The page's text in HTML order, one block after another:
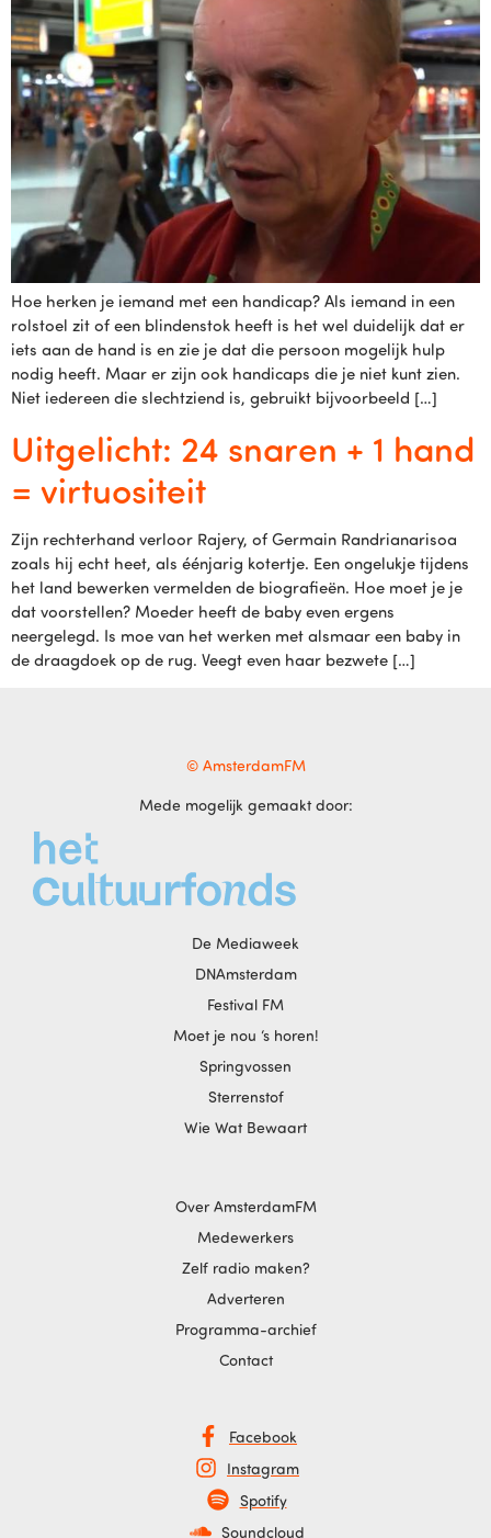
Hoe herken je iemand met een handicap? Als iemand in een
rolstoel zit of een blindenstok heeft is het wel duidelijk dat er
iets aan de hand is en zie je dat die persoon mogelijk hulp
nodig heeft. Maar er zijn ook handicaps die je niet kunt zien.
Niet iedereen die slechtziend is, gebruikt bijvoorbeeld […]
Uitgelicht: 24 snaren + 1 hand
= virtuositeit
Zijn rechterhand verloor Rajery, of Germain Randrianarisoa
zoals hij echt heet, als éénjarig kotertje. Een ongelukje tijdens
het land bewerken vermelden de biografieën. Hoe moet je je
dat voorstellen? Moeder heeft de baby even ergens
neergelegd. Is moe van het werken met alsmaar een baby in
de draagdoek op de rug. Veegt even haar bezwete […]
© AmsterdamFM
Mede mogelijk gemaakt door:
De Mediaweek
DNAmsterdam
Festival FM
Moet je nou ‘s horen!
Springvossen
Sterrenstof
Wie Wat Bewaart
Over AmsterdamFM
Medewerkers
Zelf radio maken?
Adverteren
Programma-archief
Contact
Facebook
Instagram
Spotify
Soundcloud